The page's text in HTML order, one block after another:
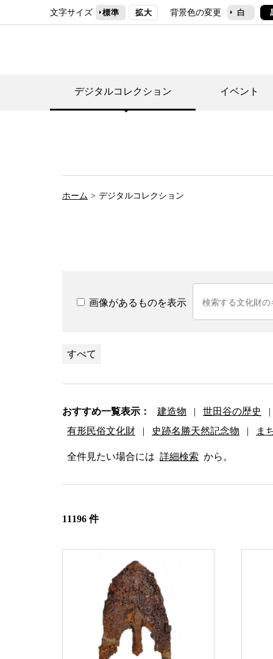
文字サイズ 標準 拡大 背景色の変更 白
デジタルコレクション イベント
ホーム デジタルコレクション
画像があるものを表示
すべて
おすすめ一覧表示： 建造物 | 世田谷の歴史
|
有形民俗文化財
| 史跡名勝天然記念物 | ま
全件見たい場合には 詳細検索 から。
11196 件